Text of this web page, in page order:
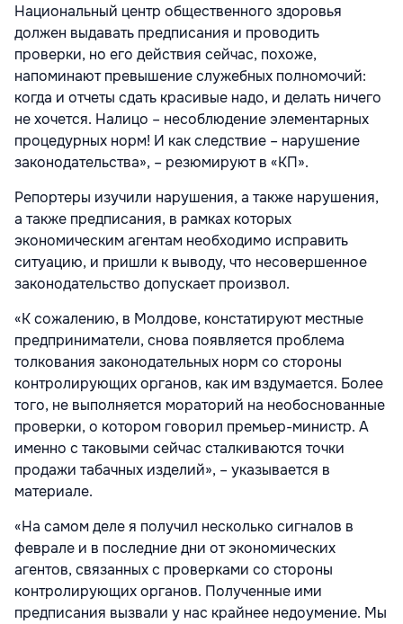
Национальный центр общественного здоровья
должен выдавать предписания и проводить
проверки, но его действия сейчас, похоже,
напоминают превышение служебных полномочий:
когда и отчеты сдать красивые надо, и делать ничего
не хочется. Налицо – несоблюдение элементарных
процедурных норм! И как следствие – нарушение
законодательства», – резюмируют в «КП».
Репортеры изучили нарушения, а также нарушения,
а также предписания, в рамках которых
экономическим агентам необходимо исправить
ситуацию, и пришли к выводу, что несовершенное
законодательство допускает произвол.
«К сожалению, в Молдове, констатируют местные
предприниматели, снова появляется проблема
толкования законодательных норм со стороны
контролирующих органов, как им вздумается. Более
того, не выполняется мораторий на необоснованные
проверки, о котором говорил премьер-министр. А
именно с таковыми сейчас сталкиваются точки
продажи табачных изделий», – указывается в
материале.
«На самом деле я получил несколько сигналов в
феврале и в последние дни от экономических
агентов, связанных с проверками со стороны
контролирующих органов. Полученные ими
предписания вызвали у нас крайнее недоумение. Мы